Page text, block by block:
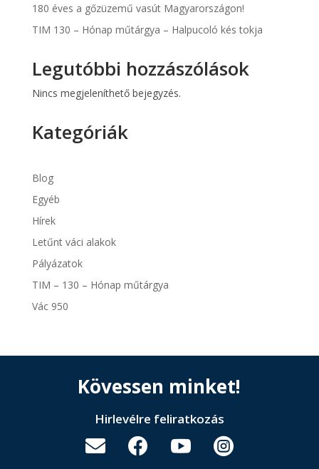
180 éves a gőzüzemű vasút Magyarországon!
TIM 130 – Hónap műtárgya – Halpucoló kés tokja
Legutóbbi hozzászólások
Nincs megjeleníthető bejegyzés.
Kategóriák
Blog
Egyéb
Hírek
Letűnt váci alakok
Pályázatok
TIM – 130 – Hónap műtárgya
Vác 950
Kövessen minket!
Hirlevélre feliratkozás
   